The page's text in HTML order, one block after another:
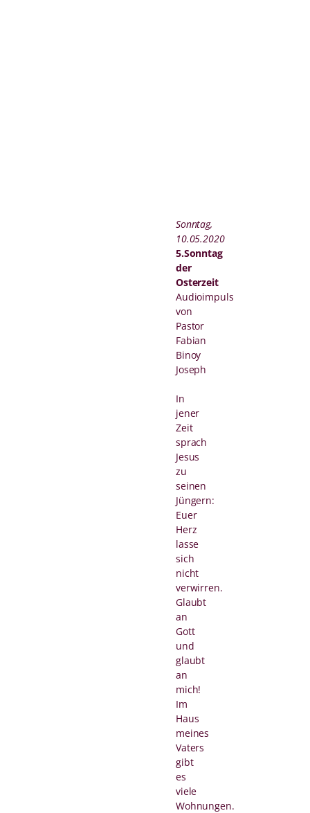
Sonntag,
10.05.2020
5.Sonntag
der
Osterzeit
Audioimpuls
von
Pastor
Fabian
Binoy
Joseph
In
jener
Zeit
sprach
Jesus
zu
seinen
Jüngern:
Euer
Herz
lasse
sich
nicht
verwirren.
Glaubt
an
Gott
und
glaubt
an
mich!
Im
Haus
meines
Vaters
gibt
es
viele
Wohnungen.